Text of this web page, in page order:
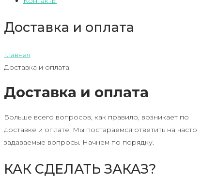
Доставка и оплата
Главная
Доставка и оплата
Доставка и оплата
Больше всего вопросов, как правило, возникает по
доставке и оплате. Мы постараемся ответить на часто
задаваемые вопросы. Начнем по порядку.
КАК СДЕЛАТЬ ЗАКАЗ?